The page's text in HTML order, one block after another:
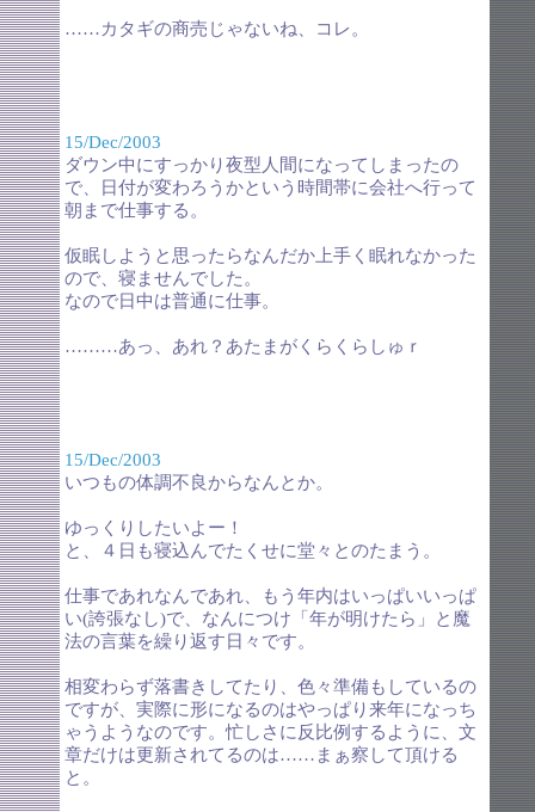
……カタギの商売じゃないね、コレ。
15/Dec/2003
ダウン中にすっかり夜型人間になってしまったの
で、日付が変わろうかという時間帯に会社へ行って
朝まで仕事する。
仮眠しようと思ったらなんだか上手く眠れなかった
ので、寝ませんでした。
なので日中は普通に仕事。
………あっ、あれ？あたまがくらくらしゅｒ
15/Dec/2003
いつもの体調不良からなんとか。
ゆっくりしたいよー！
と、４日も寝込んでたくせに堂々とのたまう。
仕事であれなんであれ、もう年内はいっぱいいっぱ
い(誇張なし)で、なんにつけ「年が明けたら」と魔
法の言葉を繰り返す日々です。
相変わらず落書きしてたり、色々準備もしているの
ですが、実際に形になるのはやっぱり来年になっち
ゃうようなのです。忙しさに反比例するように、文
章だけは更新されてるのは……まぁ察して頂ける
と。